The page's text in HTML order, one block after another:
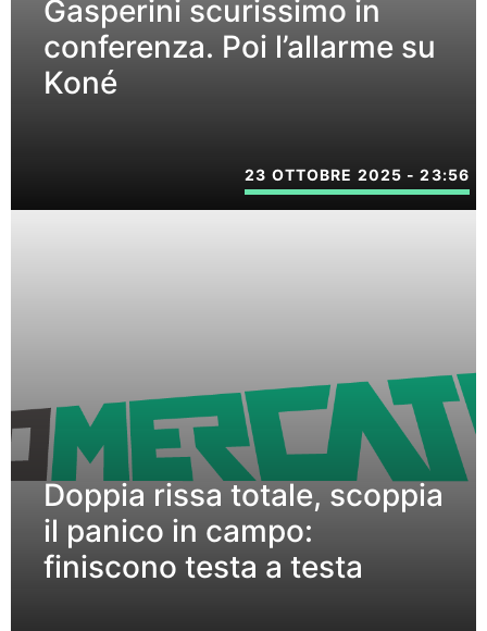
Gasperini scurissimo in
conferenza. Poi l’allarme su
Koné
23 OTTOBRE 2025 - 23:56
Doppia rissa totale, scoppia
il panico in campo:
finiscono testa a testa